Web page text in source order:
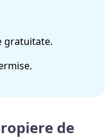
gratuitate.
de